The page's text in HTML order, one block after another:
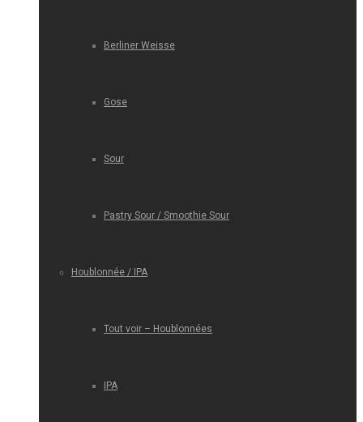
Berliner Weisse
Gose
Sour
Pastry Sour / Smoothie Sour
Houblonnée / IPA
Tout voir – Houblonnées
IPA